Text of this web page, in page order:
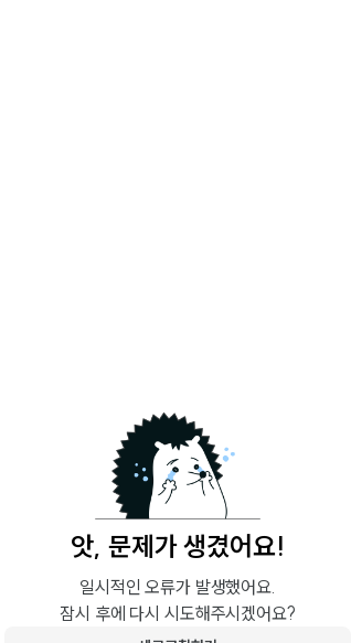
앗, 문제가 생겼어요!
일시적인 오류가 발생했어요.
잠시 후에 다시 시도해주시겠어요?